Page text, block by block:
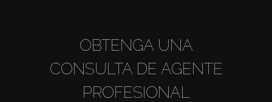
OBTENGA UNA
CONSULTA DE AGENTE
PROFESIONAL